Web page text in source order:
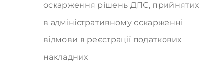
оскарження рішень ДПС, прийнятих
в адміністративному оскарженні
відмови в реєстрації податкових
накладних